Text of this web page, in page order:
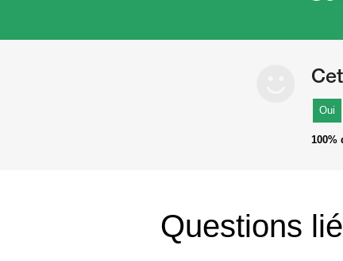
Oui
100%
Questions